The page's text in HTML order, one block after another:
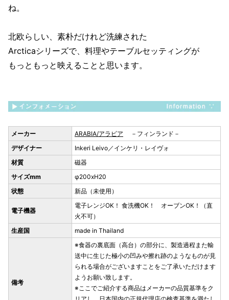
ね。
北欧らしい、素朴だけれど洗練された
Arcticaシリーズで、料理やテーブルセッティングが
もっともっと映えることと思います。
メーカー ARABIA/アラビア －フィンランド－
デザイナー
Inkeri Leivo／インケリ・レイヴォ
材質
磁器
サイズmm
φ200xH20
状態
新品（未使用）
電子機器
電子レンジOK！ 食洗機OK！ オーブンOK！（直
火不可）
生産国
made in Thailand
備考
※食器の裏底面（高台）の部分に、製造過程また輸
送中に生じた極小の凹みや擦れ跡のようなものが見
られる場合がございますことをご了承いただけます
ようお願い致します。
※ここでご紹介する商品はメーカーの品質基準をク